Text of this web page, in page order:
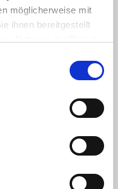
möglicherweise mit
ihnen bereitgestellt
weiterhin nutzen.